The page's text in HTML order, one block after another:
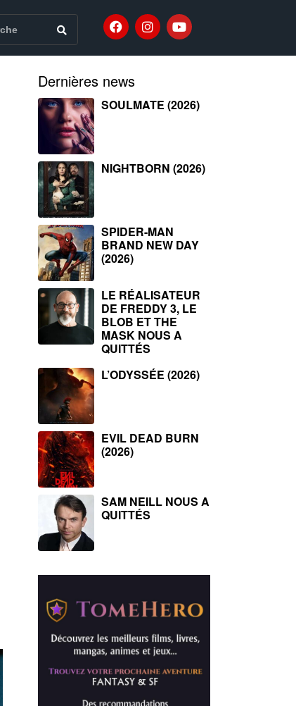
Dernières news
SOULMATE (2026)
NIGHTBORN (2026)
SPIDER-MAN
BRAND NEW DAY
(2026)
LE RÉALISATEUR
DE FREDDY 3, LE
BLOB ET THE
MASK NOUS A
QUITTÉS
L’ODYSSÉE (2026)
EVIL DEAD BURN
(2026)
SAM NEILL NOUS A
QUITTÉS